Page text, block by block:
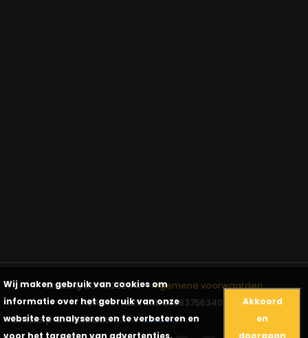
Wij maken gebruik van cookies om
informatie over het gebruik van onze
website te analyseren en te verbeteren en
voor het targeten van advertenties.
Akkoord
en
doorgaan
Limburg LIONS 2026 ©-Algemene voorwaarden
IBAN nr: NL25 Rabo0383756340
Ontwerp & Realisatie: www.advacom.nl